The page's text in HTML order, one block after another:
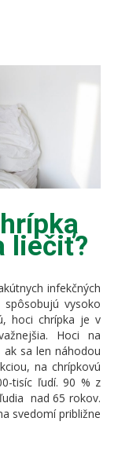
liečiť?
infekčných
vysoko
hoci chrípka je v
Hoci na
sa len náhodou
na chrípkovú
tisíc ľudí. 90 % z
nad 65 rokov.
svedomí približne